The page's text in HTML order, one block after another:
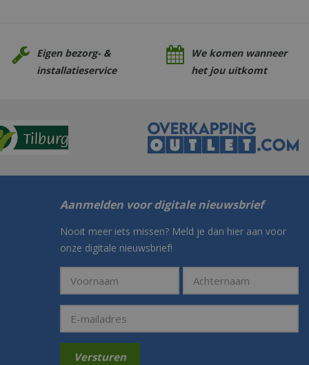
Eigen bezorg- &
installatieservice
We komen wanneer
het jou uitkomt
Aanmelden voor digitale nieuwsbrief
Nooit meer iets missen? Meld je dan hier aan voor
onze digitale nieuwsbrief!